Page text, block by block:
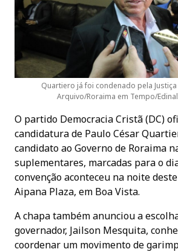
Quartiero já foi condenado pela Justiça
Arquivo/Roraima em Tempo/
O partido Democracia Cristã (DC)
candidatura de Paulo César
candidato ao Governo de Roraima
suplementares, marcadas para o
convenção aconteceu na noite
Aipana Plaza, em Boa Vista.
A chapa também anunciou a
governador, Jailson Mesquita,
coordenar um movimento de